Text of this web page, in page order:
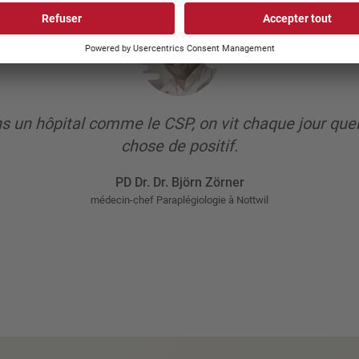
un hôpital comme le CSP, on vit chaque jour
chose de positif.
PD Dr. Dr. Björn Zörner
médecin-chef Paraplégiologie à Nottwil